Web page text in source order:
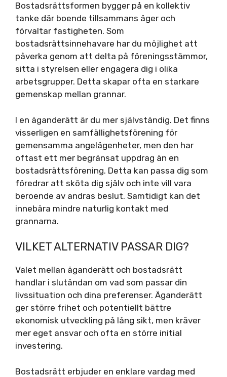
Bostadsrättsformen bygger på en kollektiv
tanke där boende tillsammans äger och
förvaltar fastigheten. Som
bostadsrättsinnehavare har du möjlighet att
påverka genom att delta på föreningsstämmor,
sitta i styrelsen eller engagera dig i olika
arbetsgrupper. Detta skapar ofta en starkare
gemenskap mellan grannar.
I en äganderätt är du mer självständig. Det finns
visserligen en samfällighetsförening för
gemensamma angelägenheter, men den har
oftast ett mer begränsat uppdrag än en
bostadsrättsförening. Detta kan passa dig som
föredrar att sköta dig själv och inte vill vara
beroende av andras beslut. Samtidigt kan det
innebära mindre naturlig kontakt med
grannarna.
VILKET ALTERNATIV PASSAR DIG?
Valet mellan äganderätt och bostadsrätt
handlar i slutändan om vad som passar din
livssituation och dina preferenser. Äganderätt
ger större frihet och potentiellt bättre
ekonomisk utveckling på lång sikt, men kräver
mer eget ansvar och ofta en större initial
investering.
Bostadsrätt erbjuder en enklare vardag med